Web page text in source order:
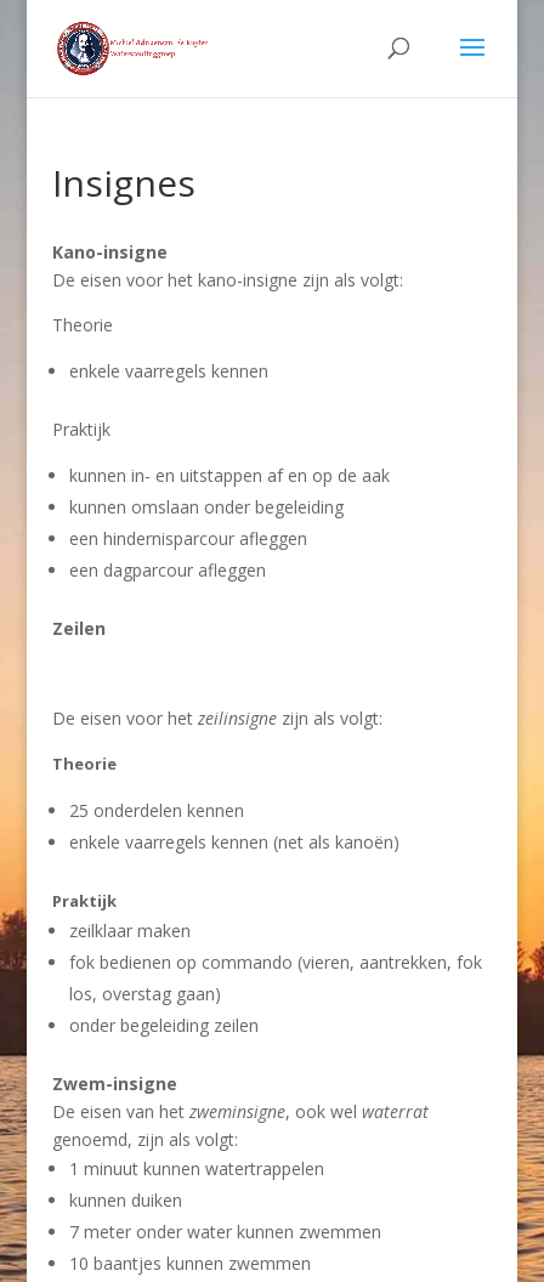
Insignes
Kano-insigne
De eisen voor het kano-insigne zijn als volgt:
Theorie
enkele vaarregels kennen
Praktijk
kunnen in- en uitstappen af en op de aak
kunnen omslaan onder begeleiding
een hindernisparcour afleggen
een dagparcour afleggen
Zeilen
De eisen voor het zeilinsignezijn als volgt:
Theorie
25 onderdelen kennen
enkele vaarregels kennen (net als kanoën)
Praktijk
zeilklaar maken
fok bedienen op commando (vieren, aantrekken, fok
los, overstag gaan)
onder begeleiding zeilen
Zwem-insigne
De eisen van het zweminsigne, ook wel waterrat
genoemd, zijn als volgt:
1 minuut kunnen watertrappelen
kunnen duiken
7 meter onder water kunnen zwemmen
10 baantjes kunnen zwemmen